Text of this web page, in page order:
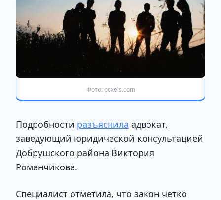
Фото: pexels.com
Подробности разъяснила адвокат,
заведующий юридической консультацией
Добрушского района Виктория
Романчикова.
Специалист отметила, что закон четко